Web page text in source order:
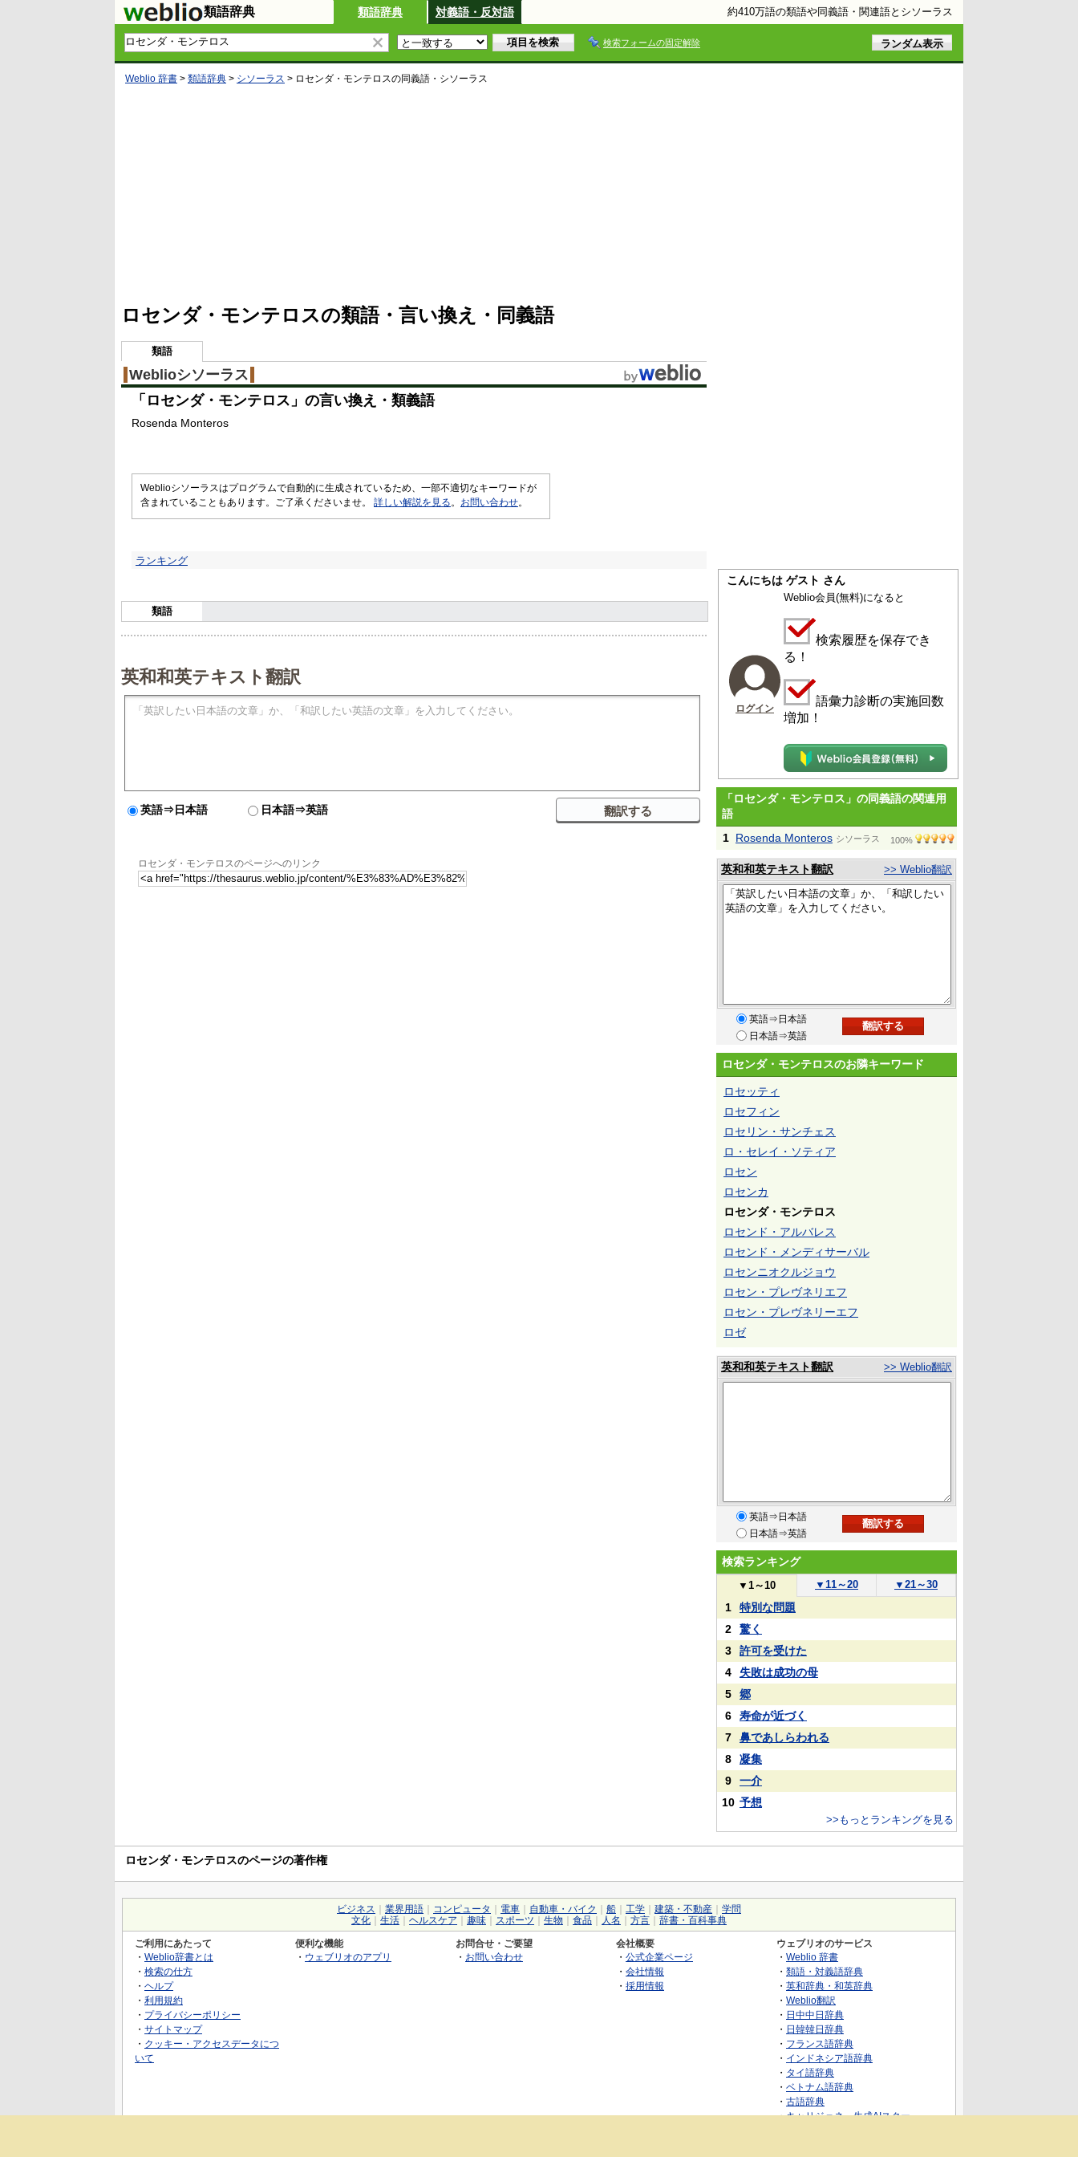
類語辞典 類語辞典 対義語・反対語 約410万語の類語や同義語・関連語とシソーラス
検索フォームの固定解除
Weblio 辞書 > 類語辞典 > シソーラス > ロセンダ・モンテロスの同義語・シソーラス
4
5
%
ロセンダ・モンテロスの類語・言い換え・同義語
類語
Weblioシソーラス
「 ロセンダ・モンテロス 」の言い換え・類義語
Rosenda Monteros
Weblioシソーラスはプログラムで自動的に生成されているため、一部不適切なキーワードが
含まれていることもあります。ご了承くださいませ。 詳しい解説を見る 。 お問い合わせ。
ランキング
類語
英和和英テキスト翻訳
英語⇒日本語 日本語⇒英語
ロセンダ・モンテロスのページへのリンク
こんにちは ゲスト さん
ログイン
Weblio会員(無料)になると
検索履歴を保存でき
る！
語彙力診断の実施回数
増加！
「ロセンダ・モンテロス」の同義語の関連用
語
1 Rosenda Monteros シソーラス 100%
英和和英テキスト翻訳 >> Weblio翻訳
英語⇒日本語
日本語⇒英語
ロセンダ・モンテロスのお隣キーワード
ロセッティ
ロセフィン
ロセリン・サンチェス
ロ・セレイ・ソティア
ロセン
ロセンカ
ロセンダ・モンテロス
ロセンド・アルバレス
ロセンド・メンディサーバル
ロセンニオクルジョウ
ロセン・プレヴネリエフ
ロセン・プレヴネリーエフ
ロゼ
英和和英テキスト翻訳 >> Weblio翻訳
英語⇒日本語
日本語⇒英語
検索ランキング
▼ 1～10 ▼ 11～20 ▼ 21～30
1
特別な問題
2
驚く
3
許可を受けた
4
失敗は成功の母
5
郷
6
寿命が近づく
7
鼻であしらわれる
8
凝集
9
一介
10 予想
>>もっとランキングを見る
ロセンダ・モンテロスのページの著作権
ビジネス 業界用語 コンピュータ 電車 自動車・バイク 船 工学 建築・不動産
学問
文化
生活 ヘルスケア 趣味 スポーツ 生物 食品 人名 方言 辞書・百科事典
ご利用にあたって
・ Weblio辞書とは
・ 検索の仕方
・ ヘルプ
・ 利用規約
・ プライバシーポリシー
・ サイトマップ
・ クッキー・アクセスデータにつ
いて
便利な機能
・ ウェブリオのアプリ
お問合せ・ご要望
・ お問い合わせ
会社概要
・ 公式企業ページ
・ 会社情報
・ 採用情報
ウェブリオのサービス
・ Weblio 辞書
・ 類語・対義語辞典
・ 英和辞典・和英辞典
・ Weblio翻訳
・ 日中中日辞典
・ 日韓韓日辞典
・ フランス語辞典
・ インドネシア語辞典
・ タイ語辞典
・ ベトナム語辞典
・ 古語辞典
・キャリジェネ～生成AIスクー